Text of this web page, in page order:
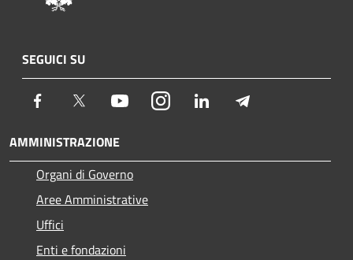
SEGUICI SU
Facebook Twitter YoutubeInstagram LinkedIn
AMMINISTRAZIONE
Organi di Governo
Aree Amministrative
Uffici
Enti e fondazioni